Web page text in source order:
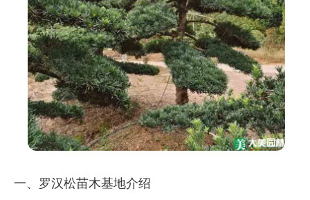
一、罗汉松苗木基地介绍